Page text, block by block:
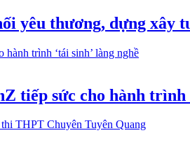
yêu thương, dựng xây
tiếp sức cho hành trình